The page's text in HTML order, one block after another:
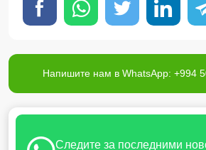
Напишите нам в WhatsApp: +994
Следите за последними